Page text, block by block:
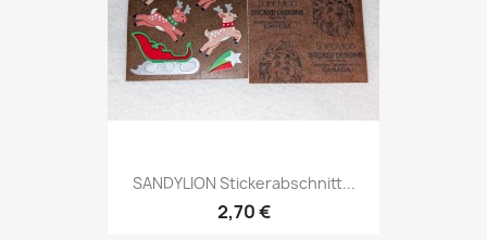
SANDYLION Stickerabschnitt...
2,70 €